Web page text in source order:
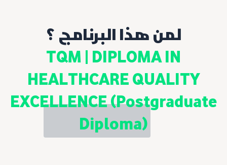
لمن هذا البرنامج ؟
TQM | DIPLOMA IN
HEALTHCARE QUALITY
EXCELLENCE (Postgraduate
Diploma)